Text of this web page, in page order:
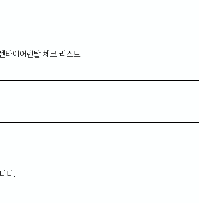
타이어렌탈 체크 리스트
다.